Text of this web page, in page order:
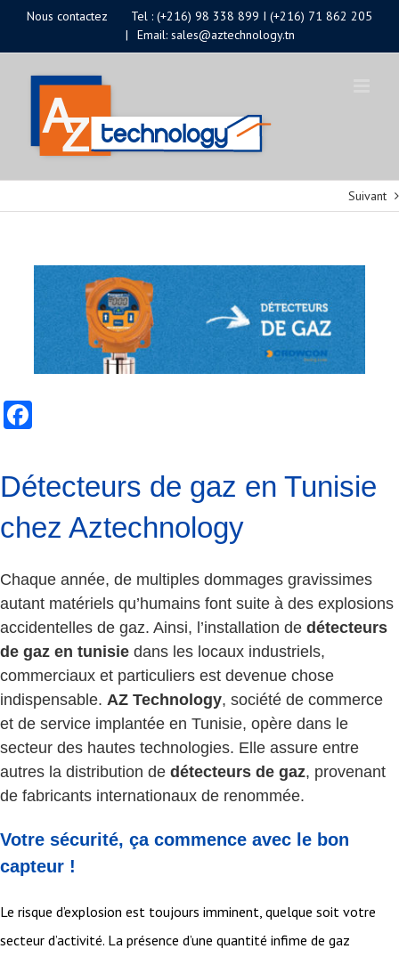
PasserNous contactez Tel : (+216) 98 338 899 I (+216) 71 862 205
|
Email: sales@aztechnology.tn
Suivant
Détecteurs de gaz en Tunisie
chez Aztechnology
Chaque année, de multiples dommages gravissimes
autant matériels qu’humains font suite à des explosions
accidentelles de gaz. Ainsi, l’installation de détecteurs
de gaz en tunisie dans les locaux industriels,
commerciaux et particuliers est devenue chose
indispensable. AZ Technology, société de commerce
et de service implantée en Tunisie, opère dans le
secteur des hautes technologies. Elle assure entre
autres la distribution de détecteurs de gaz, provenant
de fabricants internationaux de renommée.
Votre sécurité, ça commence avec le bon
capteur !
Le risque d’explosion est toujours imminent, quelque soit votre
secteur d’activité. La présence d’une quantité infime de gaz